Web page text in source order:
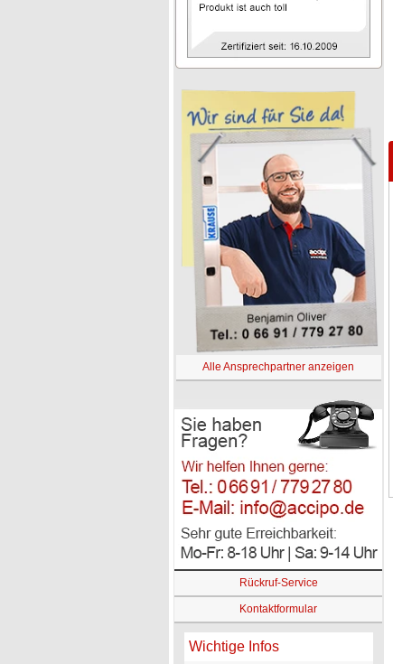
Alle Ansprechpartner anzeigen
Rückruf-Service
Kontaktformular
Wichtige Infos